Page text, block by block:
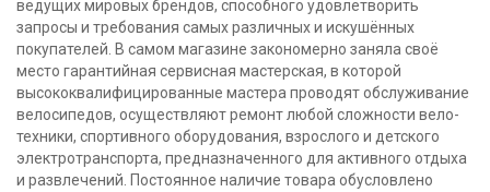
ведущих мировых брендов, способного удовлетворить
запросы и требования самых различных и искушённых
покупателей. В самом магазине закономерно заняла своё
место гарантийная сервисная мастерская, в которой
высококвалифицированные мастера проводят обслуживание
велосипедов, осуществляют ремонт любой сложности вело-
техники, спортивного оборудования, взрослого и детского
электротранспорта, предназначенного для активного отдыха
и развлечений. Постоянное наличие товара обусловлено